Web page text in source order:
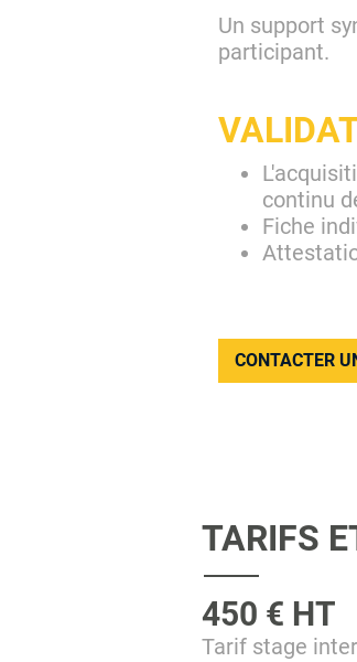
Un support
participant.
continu
Fiche
CONTACTER
TARIFS
450 € HT
Tarif stage